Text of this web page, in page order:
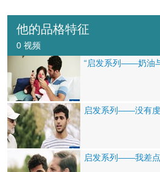
他的品格特征
0 视频
“启发系列——奶油
启发系列——没有
启发系列——我差